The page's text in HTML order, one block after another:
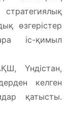
өзгерістер
іс-қимыл
Үндістан,
келген
қатысты.